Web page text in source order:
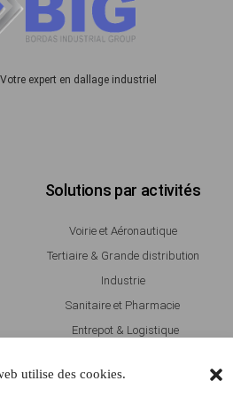
utilise des cookies.
expert en dallage industriel
Solutions par activités
Voirie et Aéronautique
Tertiaire & Grande distribution
Industrie
Sanitaire et Pharmacie
Entrepot & Logistique